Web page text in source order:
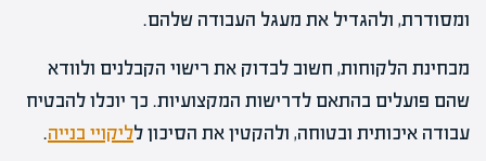
ומסודרת, ולהגדיל את מעגל העבודה שלהם.
מבחינת הלקוחות, חשוב לבדוק את רישוי הקבלנים ולוודא
שהם פועלים בהתאם לדרישות המקצועיות. כך יוכלו להבטיח
עבודה איכותית ובטוחה, ולהקטין את הסיכון לליקויי בנייה.